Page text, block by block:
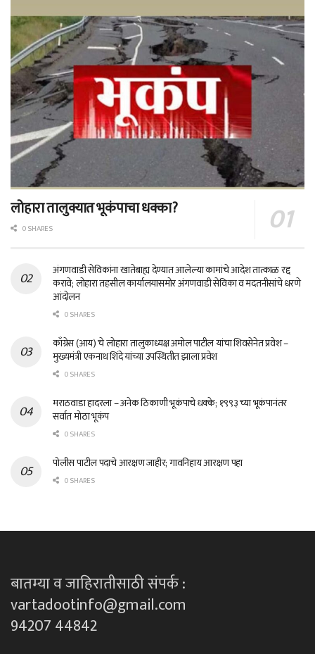
लोहारा तालुक्यात भूकंपाचा धक्का?
0 SHARES
अंगणवाडी सेविकांना खातेबाह्य देण्यात आलेल्या कामांचे आदेश तात्काळ रद्द
करावे; लोहारा तहसील कार्यालयासमोर अंगणवाडी सेविका व मदतनीसांचे धरणे
आंदोलन
0 SHARES
काँग्रेस (आय) चे लोहारा तालुकाध्यक्ष अमोल पाटील यांचा शिवसेनेत प्रवेश –
मुख्यमंत्री एकनाथ शिंदे यांच्या उपस्थितीत झाला प्रवेश
0 SHARES
मराठवाडा हादरला – अनेक ठिकाणी भूकंपाचे धक्के; १९९३ च्या भूकंपानंतर
सर्वात मोठा भूकंप
0 SHARES
पोलीस पाटील पदाचे आरक्षण जाहीर; गावनिहाय आरक्षण पहा
0 SHARES
बातम्या व जाहिरातीसाठी संपर्क :
vartadootinfo@gmail.com
94207 44842